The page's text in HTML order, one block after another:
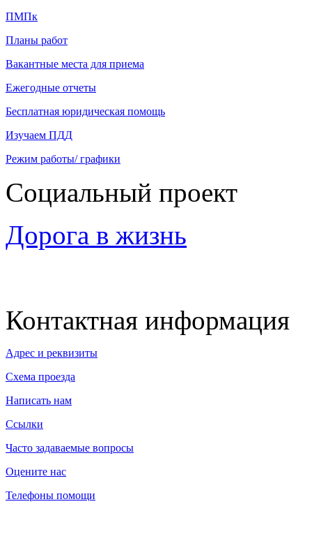
ПМПк
Планы работ
Вакантные места для приема
Ежегодные отчеты
Бесплатная юридическая помощь
Изучаем ПДД
Режим работы/ графики
Социальный проект
Дорога в жизнь
Контактная информация
Адрес и реквизиты
Схема проезда
Написать нам
Ссылки
Часто задаваемые вопросы
Оцените нас
Телефоны помощи